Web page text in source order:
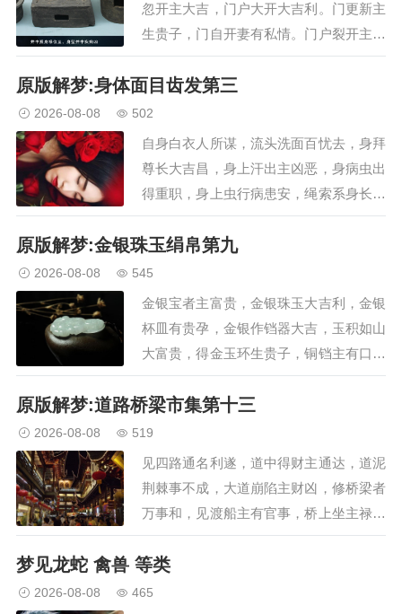
忽开主大吉，门户大开大吉利。门更新主
生贵子，门自开妻有私情。门户裂开主大
吉，门户破碎有凶事。城门大开主口舌，
宫城塞者口舌至。门户闭塞事不能，门户
败坏主大凶。门扇自折奴仆走，门户内无
人大凶。修移门户大吉利，…
原版解梦:身体面目齿发第三
2026-08-08 502
自身白衣人所谋，流头洗面百忧去，身拜
尊长大吉昌，身上汗出主凶恶，身病虫出
得重职，身上虫行病患安，绳索系身长命
吉，枷锁临身病欲来，身或肥瘦皆为凶，
面对官者主大吉，露体无衣大吉利，妇人
被发有私情，头发白长命大吉，头生两角
有争竞，头痛发落皆凶事，…
原版解梦:金银珠玉绢帛第九
2026-08-08 545
金银宝者主富贵，金银珠玉大吉利，金银
杯皿有贵孕，金银作铛器大吉，玉积如山
大富贵，得金玉环生贵子，铜铛主有口舌
至，珠玉满怀主有凶，得玉碗器物皆吉，
见铁器物主得财，铝与锡者主得财，得铜
物主大富贵，镶嵌器物疾病去，还人钱物
疾病去，拾得钱物皆大吉，…
原版解梦:道路桥梁市集第十三
2026-08-08 519
见四路通名利遂，道中得财主通达，道泥
荆棘事不成，大道崩陷主财凶，修桥梁者
万事和，见渡船主有官事，桥上坐主禄位
至，见桥坏主有官事，携手上桥妻有孕，
桥上呼唤讼得理，新造桥者大和合，桥断
者主有口舌…
梦见龙蛇 禽兽 等类
2026-08-08 465